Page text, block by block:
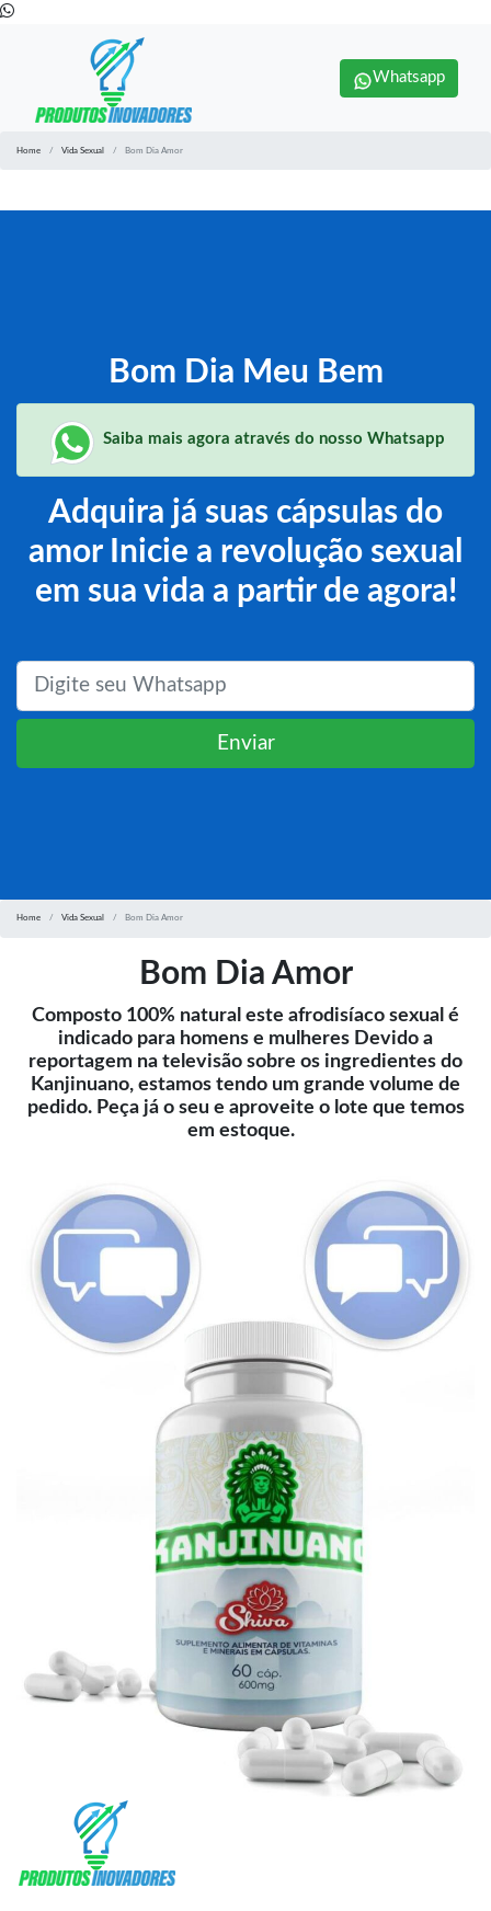
Whatsapp
Home Vida Sexual Bom Dia Amor
Bom Dia Meu Bem
Saiba mais agora através do nosso Whatsapp
Adquira já suas cápsulas do
amor Inicie a revolução sexual
em sua vida a partir de agora!
Enviar
Home Vida Sexual Bom Dia Amor
Bom Dia Amor
Composto 100% natural este afrodisíaco sexual é
indicado para homens e mulheres Devido a
reportagem na televisão sobre os ingredientes do
Kanjinuano, estamos tendo um grande volume de
pedido. Peça já o seu e aproveite o lote que temos
em estoque.